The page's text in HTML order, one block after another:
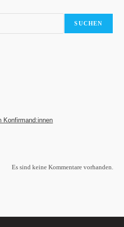
SUCHEN
Konfirmand:innen
Es sind keine Kommentare vorhanden.